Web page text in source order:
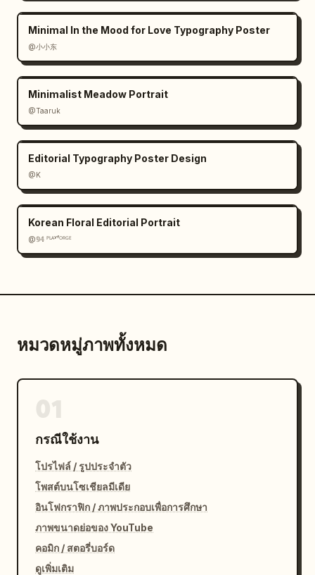
Minimal In the Mood for Love Typography Poster
@小小东
Minimalist Meadow Portrait
@Taaruk
Editorial Typography Poster Design
@K
Korean Floral Editorial Portrait
@𝟡𝟜 ᴾᴸᴬʸᶠᴼᴿᴳᴱ
หมวดหมู่ภาพทั้งหมด
กรณีใช้งาน
โปรไฟล์ / รูปประจำตัว
โพสต์บนโซเชียลมีเดีย
อินโฟกราฟิก / ภาพประกอบเพื่อการศึกษา
ภาพขนาดย่อของ YouTube
คอมิก / สตอรี่บอร์ด
ดูเพิ่มเติม